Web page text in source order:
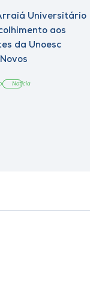
Universitário
aos
da Unoesc
Notícia